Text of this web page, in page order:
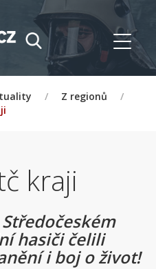
/ Z regionů
/
kraji
hasiči čelili
i boj o život!